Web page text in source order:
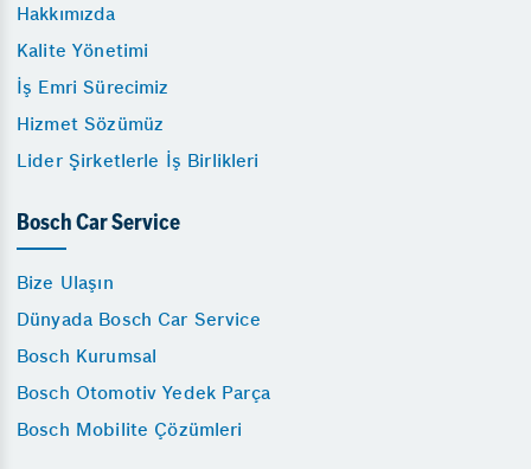
Hakkımızda
Kalite Yönetimi
İş Emri Sürecimiz
Hizmet Sözümüz
Lider Şirketlerle İş Birlikleri
Bosch Car Service
Bize Ulaşın
Dünyada Bosch Car Service
Bosch Kurumsal
Bosch Otomotiv Yedek Parça
Bosch Mobilite Çözümleri